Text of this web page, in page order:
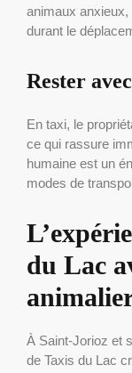
animaux anxieux,
durant le
Rester
En taxi, le
ce qui rassure
humaine est un
modes de
du Lac
À Saint-Jorioz et
de Taxis du Lac